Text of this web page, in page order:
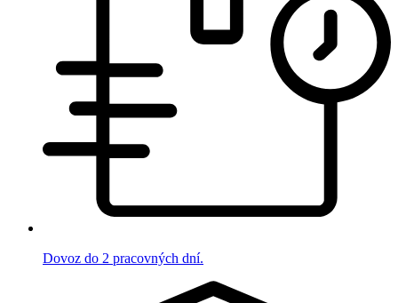
Dovoz do 2 pracovných dní.